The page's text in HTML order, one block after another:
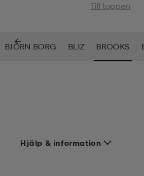
Till toppen
BJÖRN BORG BLIZ BROOKS
Hjälp & information